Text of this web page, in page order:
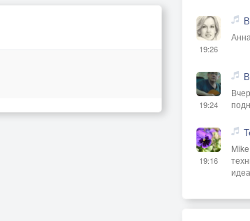
19:26
19:24
19:16